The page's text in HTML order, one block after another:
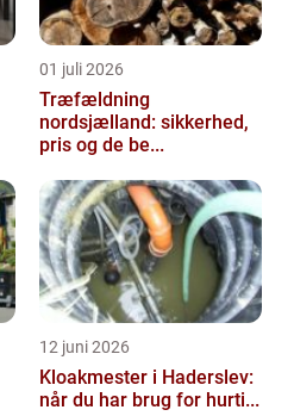
01 juli 2026
Træfældning
nordsjælland: sikkerhed,
pris og de be...
12 juni 2026
Kloakmester i Haderslev:
når du har brug for hurti...